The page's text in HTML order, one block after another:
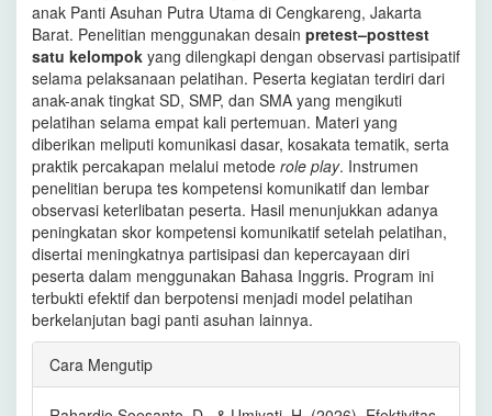
anak Panti Asuhan Putra Utama di Cengkareng, Jakarta
Barat. Penelitian menggunakan desain pretest–posttest
satu kelompok yang dilengkapi dengan observasi partisipatif
selama pelaksanaan pelatihan. Peserta kegiatan terdiri dari
anak-anak tingkat SD, SMP, dan SMA yang mengikuti
pelatihan selama empat kali pertemuan. Materi yang
diberikan meliputi komunikasi dasar, kosakata tematik, serta
praktik percakapan melalui metode role play. Instrumen
penelitian berupa tes kompetensi komunikatif dan lembar
observasi keterlibatan peserta. Hasil menunjukkan adanya
peningkatan skor kompetensi komunikatif setelah pelatihan,
disertai meningkatnya partisipasi dan kepercayaan diri
peserta dalam menggunakan Bahasa Inggris. Program ini
terbukti efektif dan berpotensi menjadi model pelatihan
berkelanjutan bagi panti asuhan lainnya.
Rincian
Artikel
Cara Mengutip